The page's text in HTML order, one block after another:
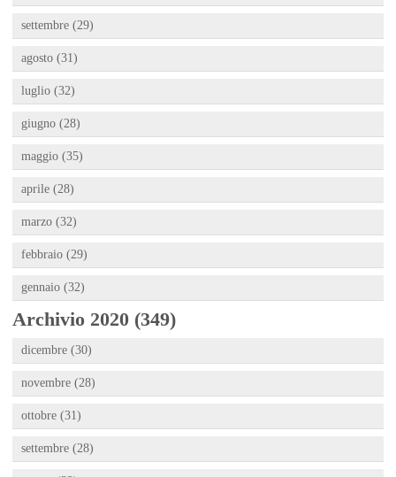
settembre (29)
agosto (31)
luglio (32)
giugno (28)
maggio (35)
aprile (28)
marzo (32)
febbraio (29)
gennaio (32)
Archivio 2020 (349)
dicembre (30)
novembre (28)
ottobre (31)
settembre (28)